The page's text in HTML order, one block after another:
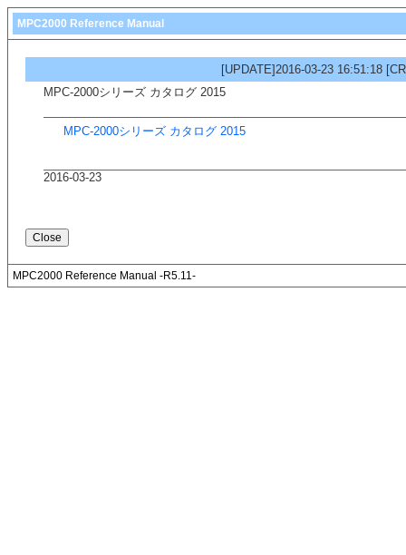
MPC2000 Reference Manual
[UPDATE]2016-03-23 16:51:18
MPC-2000シリーズ カタログ 2015
MPC-2000シリーズ カタログ 2015
2016-03-23
MPC2000 Reference Manual -R5.11-